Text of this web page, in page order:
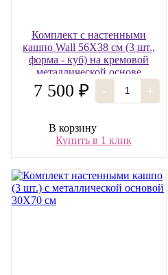
Комплект с настенными
кашпо Wall 56Х38 см (3 шт.,
форма - куб) на кремовой
металлической основе
7 500 ₽ - +
В корзину
Купить в 1 клик